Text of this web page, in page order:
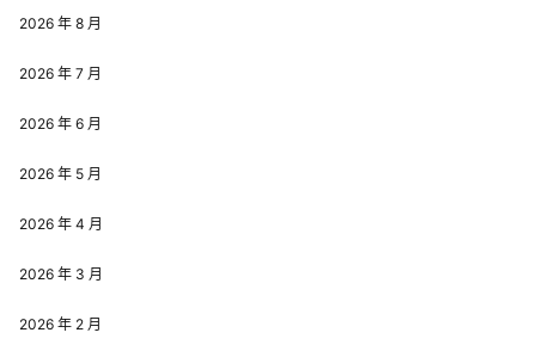
2026 年 8 月
2026 年 7 月
2026 年 6 月
2026 年 5 月
2026 年 4 月
2026 年 3 月
2026 年 2 月